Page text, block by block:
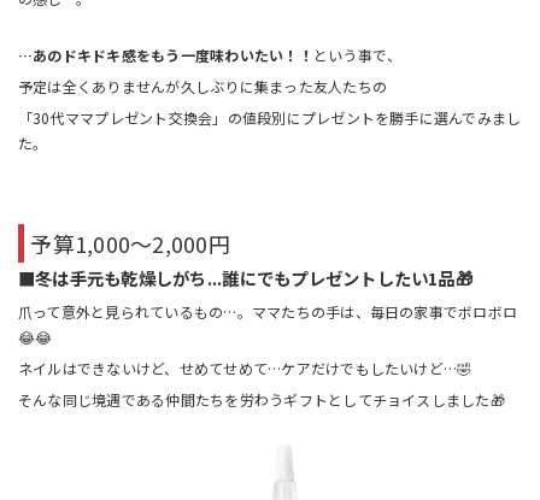
…あのドキドキ感をもう一度味わいたい！！ という事で、
予定は全くありませんが久しぶりに集まった友人たちの
「30代ママプレゼント交換会」の値段別にプレゼントを勝手に選んでみまし
た。
予算1,000〜2,000円
■冬は手元も乾燥しがち...誰にでもプレゼントしたい1品🎁
爪って意外と見られているもの…。ママたちの手は、毎日の家事でボロボロ
😂😂
ネイルはできないけど、せめてせめて…ケアだけでもしたいけど…🤣
そんな同じ境遇である仲間たちを労わうギフトとしてチョイスしました🎁